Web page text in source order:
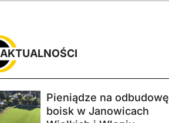
Pieniądze na odbudowę
boisk w Janowicach
AKTUALNOŚCI